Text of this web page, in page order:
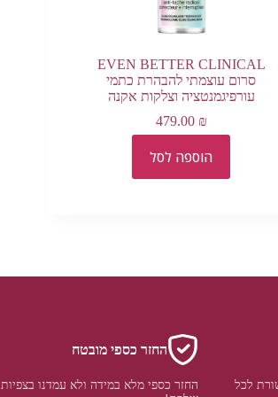
EVEN BETTER CLINICAL
סרום עוצמתי להבהרת כתמי
עורפיגמנטציה וצלקות אקנה
479.00 ₪
הוספה לסל
לכל
החזר כספי מובטח
החזר כספי מלא במידה ולא עמדנו בצפיות